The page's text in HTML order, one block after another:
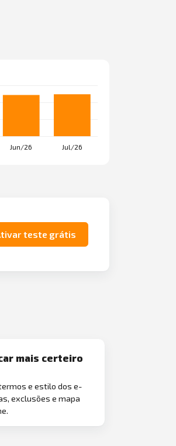
teste grátis
mais certeiro
e estilo dos e-
exclusões e mapa